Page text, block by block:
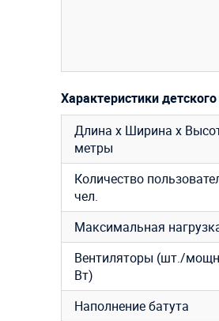
Характеристики
Длина х Ширина х
метры
Количество
чел.
Максимальная
Вентиляторы (шт./
Вт)
Наполнение батута